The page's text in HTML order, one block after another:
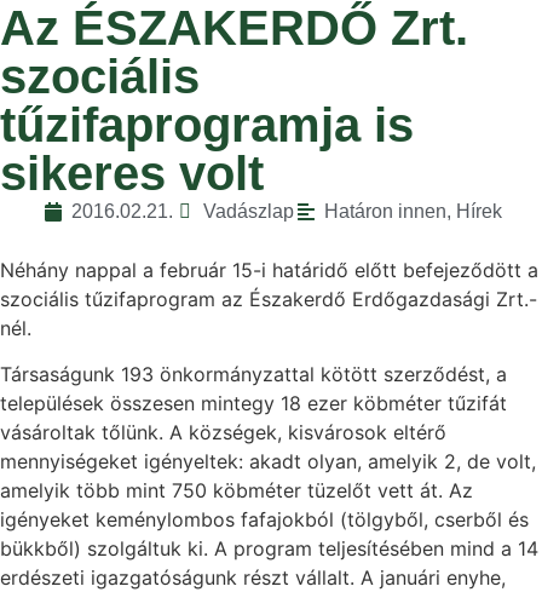
Az ÉSZAKERDŐ Zrt.
szociális
tűzifaprogramja is
sikeres volt
2016.02.21. Vadászlap Határon innen, Hírek
Néhány nappal a február 15-i határidő előtt befejeződött a
szociális tűzifaprogram az Északerdő Erdőgazdasági Zrt.-
nél.
Társaságunk 193 önkormányzattal kötött szerződést, a
települések összesen mintegy 18 ezer köbméter tűzifát
vásároltak tőlünk. A községek, kisvárosok eltérő
mennyiségeket igényeltek: akadt olyan, amelyik 2, de volt,
amelyik több mint 750 köbméter tüzelőt vett át. Az
igényeket keménylombos fafajokból (tölgyből, cserből és
bükkből) szolgáltuk ki. A program teljesítésében mind a 14
erdészeti igazgatóságunk részt vállalt. A januári enyhe,